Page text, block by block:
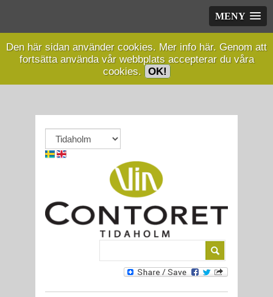
MENY
Den här sidan använder cookies. Mer info här. Genom att
fortsätta använda vår webbplats accepterar du våra
cookies. OK!